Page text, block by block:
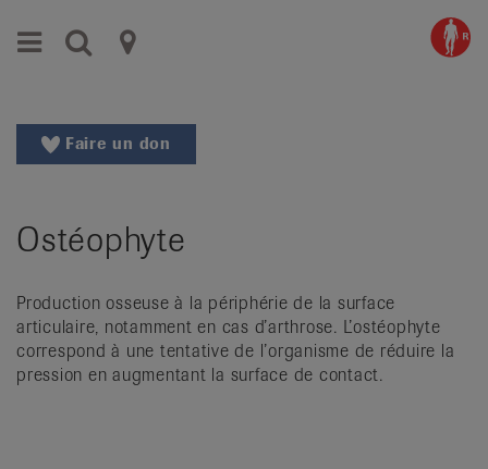
vers
au
Aller
Changer
Changer
de
langue:
de
Faire un don
Ostéophyte
Production osseuse à la périphérie de la surface
articulaire, notamment en cas d’arthrose. L’ostéophyte
correspond à une tentative de l’organisme de réduire la
pression en augmentant la surface de contact.
Menu Recherche
Ligues
contre
le
|
nationales
de